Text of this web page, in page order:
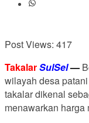
Post Views: 417
TakalarSulSel—
wilayah desa
takalar dikenal
menawarkan